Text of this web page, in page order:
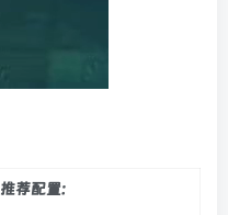
推荐配置: